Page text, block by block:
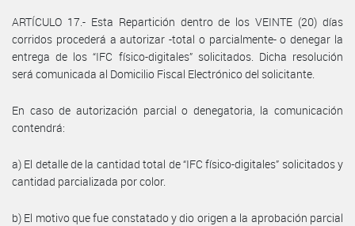
ARTÍCULO 17.- Esta Repartición dentro de los VEINTE (20) días
corridos procederá a autorizar -total o parcialmente- o denegar la
entrega de los “IFC físico-digitales” solicitados. Dicha resolución
será comunicada al Domicilio Fiscal Electrónico del solicitante.
En caso de autorización parcial o denegatoria, la comunicación
contendrá:
a) El detalle de la cantidad total de “IFC físico-digitales” solicitados y
cantidad parcializada por color.
b) El motivo que fue constatado y dio origen a la aprobación parcial